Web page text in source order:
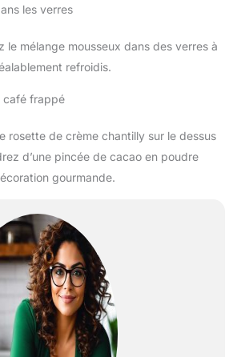
les verres
le mélange mousseux dans des verres à
refroidis.
café frappé
rosette de crème chantilly sur le dessus
d’une pincée de cacao en poudre
gourmande.